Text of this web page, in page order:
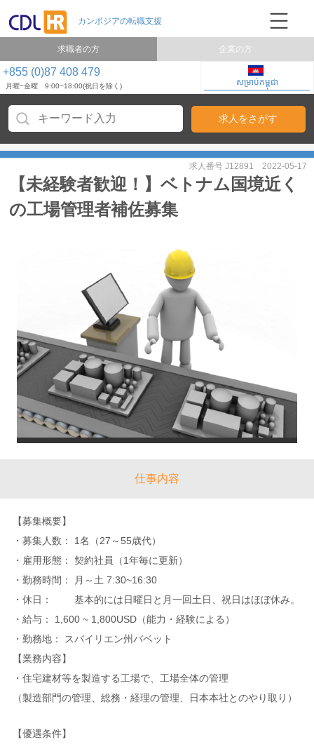
+855 (0)87 408 479
月曜~金曜 9:00~18:00(祝日を除く) សម្រាប់កម្ពុជា
求職者の方 企業の方
【未経験者歓迎！】ベトナム国境近く
の工場管理者補佐募集
求人番号 J12891 2022-05-17
仕事内容
【募集概要】
・募集人数： 1名（27～55歳代）
・雇用形態： 契約社員（1年毎に更新）
・勤務時間： 月～土 7:30~16:30
・休日： 基本的には日曜日と月一回土日、祝日はほぼ休み。
・給与： 1,600 ~ 1,800USD（能力・経験による）
・勤務地： スバイリエン州バベット
【業務内容】
・住宅建材等を製造する工場で、工場全体の管理
（製造部門の管理、総務・経理の管理、日本本社とのやり取り）
【優遇条件】